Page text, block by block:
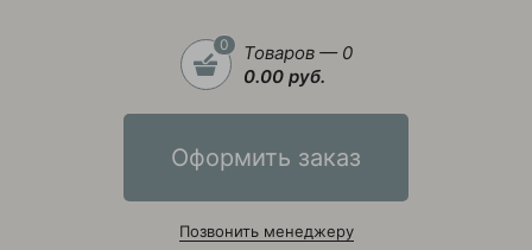
0
Товаров — 0
0.00 руб.
Оформить заказ
Позвонить менеджеру